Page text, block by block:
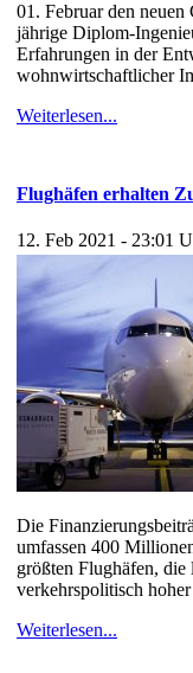
01. Februar den
jährige Diplom-
Erfahrungen in der
wohnwirtschaftlicher
Weiterlesen...
Flughäfen erhalten
12. Feb 2021 - 23:01
Die
umfassen 400
größten Flughäfen,
verkehrspolitisch
Weiterlesen...